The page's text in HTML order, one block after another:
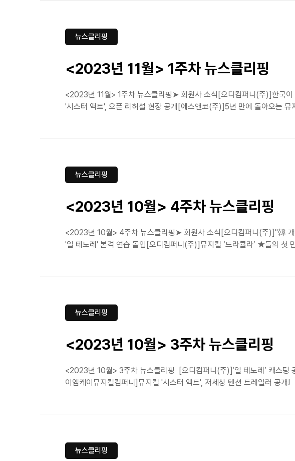
뉴스클리핑
<2023년 11월> 1주차 뉴스클리핑
<2023년 11월> 1주차 뉴스클리핑➤ 회원사 소식[오디컴퍼니(주)]한국
'시스터 액트', 오픈 리허설 현장 공개[에스앤코(주)]5년 만에 돌아오는
뉴스클리핑
<2023년 10월> 4주차 뉴스클리핑
<2023년 10월> 4주차 뉴스클리핑➤ 회원사 소식[오디컴퍼니(주)]"韓
'일 테노레' 본격 연습 돌입[오디컴퍼니(주)]뮤지컬 ‘드라큘라’ ★들의
뉴스클리핑
<2023년 10월> 3주차 뉴스클리핑
<2023년 10월> 3주차 뉴스클리핑 [오디컴퍼니(주)]‘일 테노레’ 캐스
이엠케이뮤지컬컴퍼니]뮤지컬 '시스터 액트', 저세상 텐션 트레일러 공
뉴스클리핑